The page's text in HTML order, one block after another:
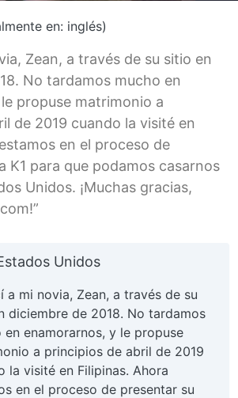
en: inglés)
Zean, a través de su sitio en
No tardamos mucho en
propuse matrimonio a
de 2019 cuando la visité en
en el proceso de
K1 para que podamos casarnos
Unidos. ¡Muchas gracias,
Unidos
a mi novia, Zean, a través de su
diciembre de 2018. No tardamos
en enamorarnos, y le propuse
a principios de abril de 2019
la visité en Filipinas. Ahora
en el proceso de presentar su